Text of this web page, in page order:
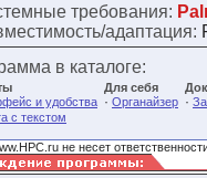
требования:
адаптация:
в каталоге:
и удобства
с текстом
Для себя
· Органайзер ·
не несет